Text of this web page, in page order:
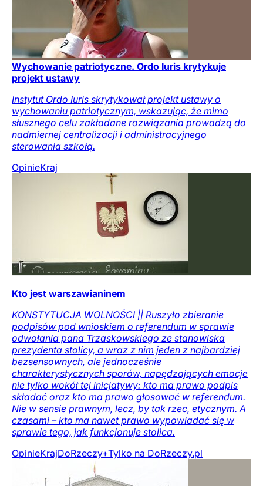
Wychowanie patriotyczne. Ordo Iuris krytykuje
projekt ustawy
Instytut Ordo Iuris skrytykował projekt ustawy o
wychowaniu patriotycznym, wskazując, że mimo
słusznego celu zakładane rozwiązania prowadzą do
nadmiernej centralizacji i administracyjnego
sterowania szkołą.
OpinieKraj
Kto jest warszawianinem
KONSTYTUCJA WOLNOŚCI || Ruszyło zbieranie
podpisów pod wnioskiem o referendum w sprawie
odwołania pana Trzaskowskiego ze stanowiska
prezydenta stolicy, a wraz z nim jeden z najbardziej
bezsensownych, ale jednocześnie
charakterystycznych sporów, napędzających emocje
nie tylko wokół tej inicjatywy: kto ma prawo podpis
składać oraz kto ma prawo głosować w referendum.
Nie w sensie prawnym, lecz, by tak rzec, etycznym. A
czasami – kto ma nawet prawo wypowiadać się w
sprawie tego, jak funkcjonuje stolica.
OpinieKrajDoRzeczy+Tylko na DoRzeczy.pl